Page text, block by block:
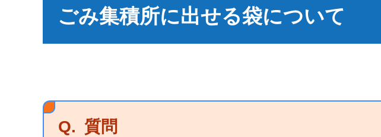
ごみ集積所に出せる袋について
Q. 質問